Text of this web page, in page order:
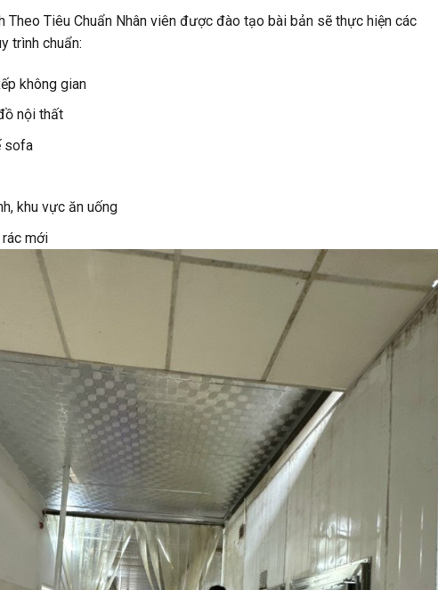
Theo Tiêu Chuẩn Nhân viên được đào tạo bài bản sẽ thực hiện các
trình chuẩn:
không gian
nội thất
sofa
khu vực ăn uống
mới